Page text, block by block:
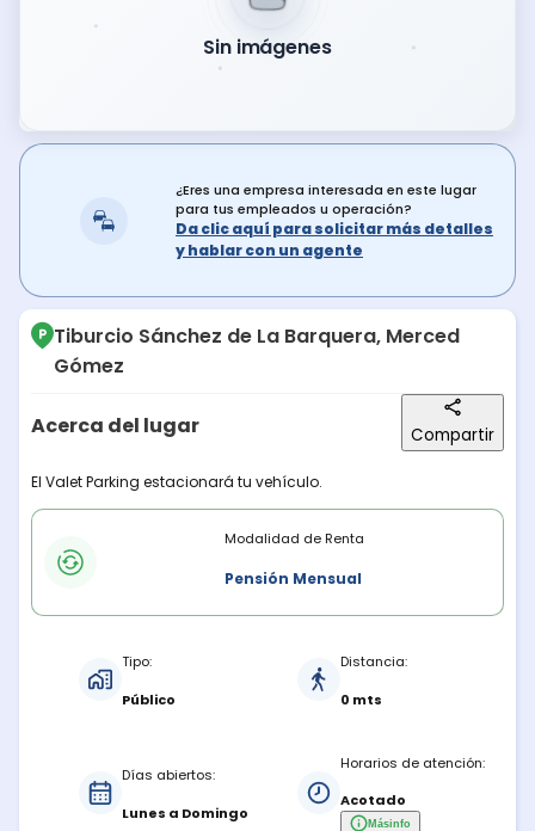
Sin imágenes
¿Eres una empresa interesada en este lugar
para tus empleados u operación?
Da clic aquí para solicitar más detalles
y hablar con un agente
Tiburcio Sánchez de La Barquera, Merced
Gómez
Acerca del lugar Compartir
Descripción del lugar
El Valet Parking estacionará tu vehículo.
Modalidades de rentaModalidad de Renta
Pensión Mensual
Tipo:
Público
Distancia:
0 mts
Días abiertos:
Lunes a Domingo
Horarios de atención:
Acotado
Másinfo